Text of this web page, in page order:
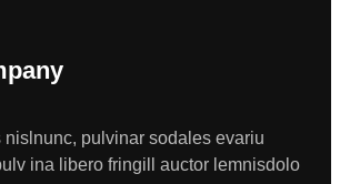
pulvinar sodales evariu
ina libero fringill auctor lemnisdolo